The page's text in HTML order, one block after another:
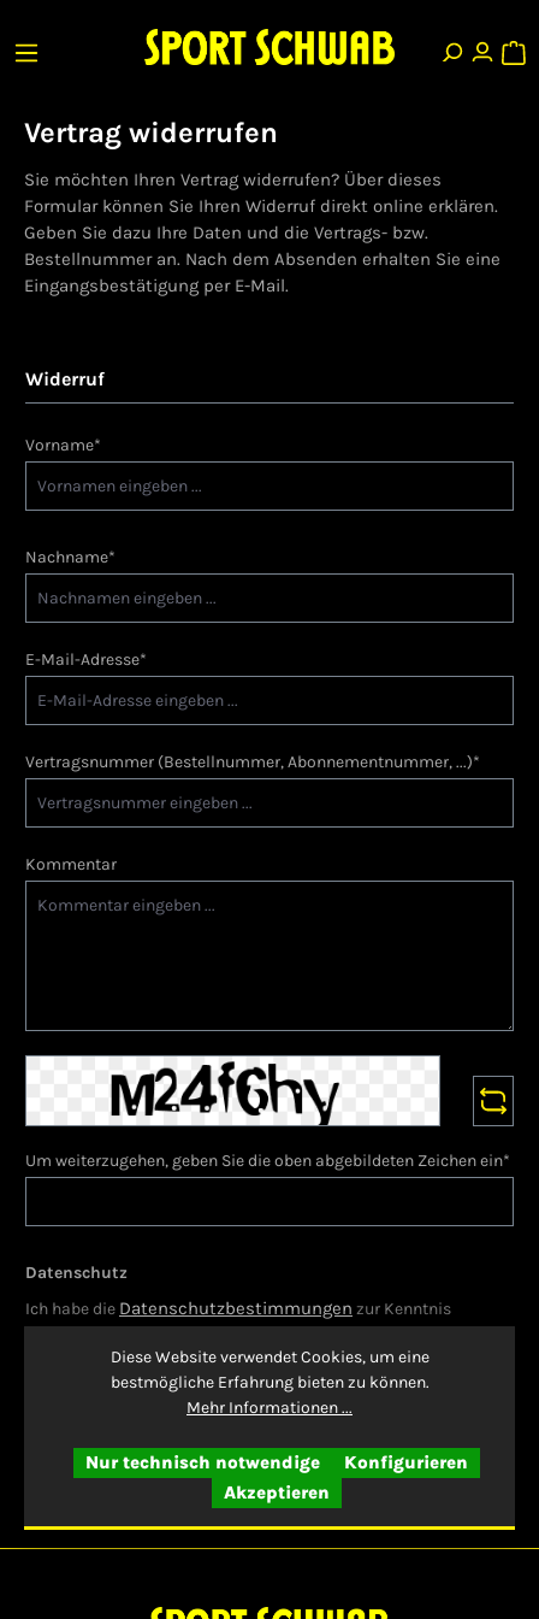
Vertrag widerrufen
Sie möchten Ihren Vertrag widerrufen? Über dieses
Formular können Sie Ihren Widerruf direkt online erklären.
Geben Sie dazu Ihre Daten und die Vertrags- bzw.
Bestellnummer an. Nach dem Absenden erhalten Sie eine
Eingangsbestätigung per E-Mail.
Widerruf
Vorname*
Nachname*
E-Mail-Adresse*
Vertragsnummer (Bestellnummer, Abonnementnummer, ...)*
Kommentar
Um weiterzugehen, geben Sie die oben abgebildeten Zeichen ein*
Datenschutz
Ich habe die Datenschutzbestimmungen zur Kenntnis
einverstanden.
Die mit einem Stern (*) markierten Felder sind Pflichtfelder.
Widerruf bestätigen
Diese Website verwendet Cookies, um eine
bestmögliche Erfahrung bieten zu können.
Mehr Informationen ...
Nur technisch notwendige
Konfigurieren
Akzeptieren